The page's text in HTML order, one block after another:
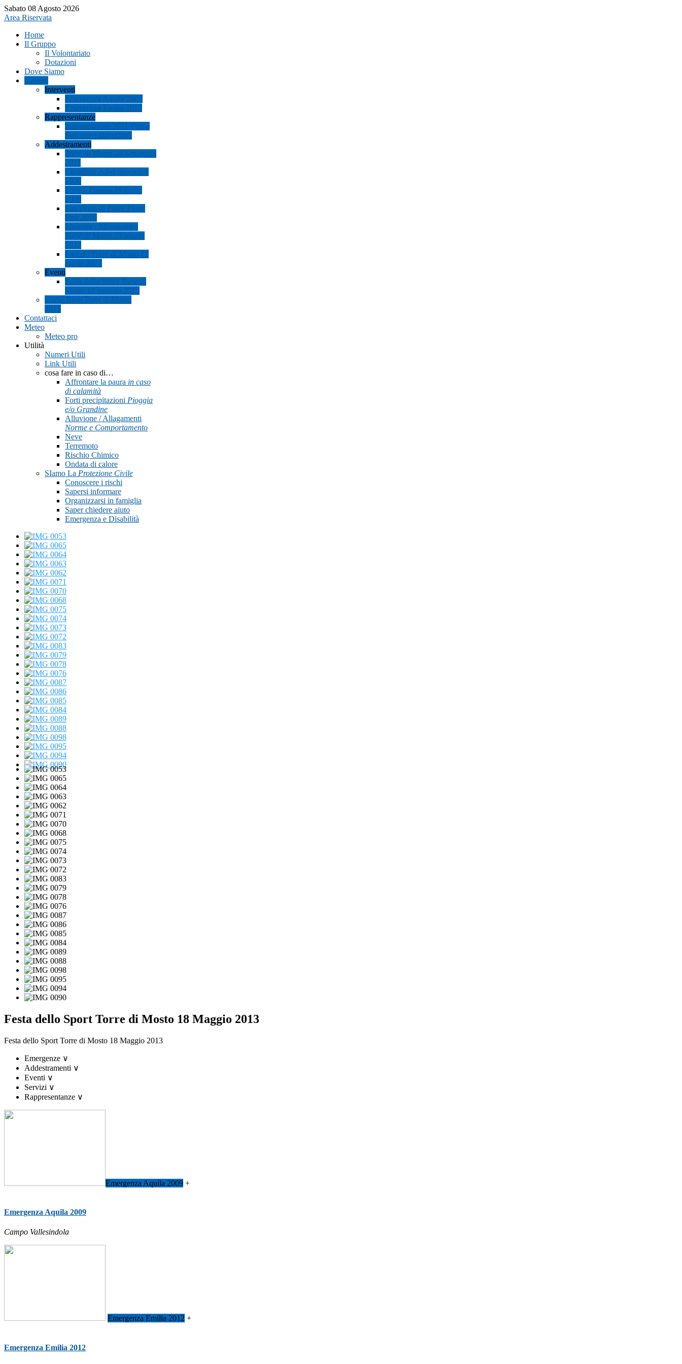
Sabato 08 Agosto 2026
Area Riservata
Home
Il Gruppo
Il Volontariato
Dotazioni
Dove Siamo
Gallery
Interventi
Emergenza Aquila 2009
Emergenza Emilia 2012
Rappresentanze
Inaugurazione 2011 Parco
Falcone e Borsellino
Addestramenti
Torre di Mosto
24 Settembre
2011
Cavallino
2-3-4 novembre
2006
Torre - Ceggia 19 luglio
2008
San Dona di Piave Floor
Risk 2010
Idrovore - Motopompe
Torre di Mosto 23 marzo
2013
Saccata Torre di Mosto 12
aprile 2013
Eventi
Festa dello Sport Torre di
Mosto 18 maggio 2013
Corso Base Torre di Mosto
2015
Contattaci
Meteo
Meteo pro
Utilità
Numeri Utili
Link Utili
cosa fare in caso di…
Affrontare la paura in caso
di calamità
Forti precipitazioni Pioggia
e/o Grandine
Alluvione / Allagamenti
Norme e Comportamento
Neve
Terremoto
Rischio Chimico
Ondata di calore
SIamo La Protezione Civile
Conoscere i rischi
Sapersi informare
Organizzarsi in famiglia
Saper chiedere aiuto
Emergenza e Disabilità
Festa dello Sport Torre di Mosto 18 Maggio 2013
Festa dello Sport Torre di Mosto 18 Maggio 2013
Emergenze ∨
Addestramenti ∨
Eventi ∨
Servizi ∨
Rappresentanze ∨
Emergenza Aquila 2009 +
Emergenza Aquila 2009
Campo Vallesindola
Emergenza Emilia 2012 +
Emergenza Emilia 2012